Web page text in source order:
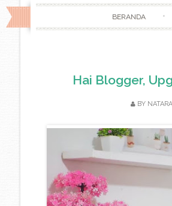
BERANDA
Hai Blogger,
BY NATARA